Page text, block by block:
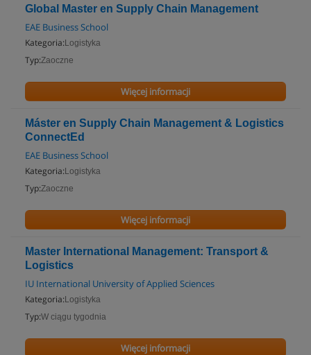
Global Master en Supply Chain Management
EAE Business School
Kategoria: Logistyka
Typ:Zaoczne
Więcej informacji
Máster en Supply Chain Management & Logistics
ConnectEd
EAE Business School
Kategoria: Logistyka
Typ:Zaoczne
Więcej informacji
Master International Management: Transport &
Logistics
IU International University of Applied Sciences
Kategoria: Logistyka
Typ:W ciągu tygodnia
Więcej informacji